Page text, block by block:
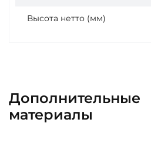
Высота нетто (мм)
Дополнительные
материалы